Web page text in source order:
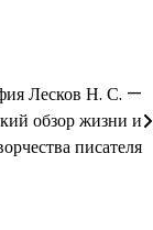
Лесков Н. С. —
обзор жизни и
писателя